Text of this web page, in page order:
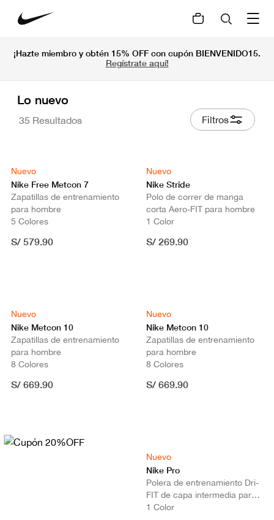
¡Hazte miembro y obtén 15% OFF con cupón BIENVENIDO15.
Regístrate aquí!
Lo nuevo
35 Resultados Filtros
Nuevo
Nike Free Metcon 7
Zapatillas de entrenamiento
para hombre
5 Colores
S/ 579.90
Nuevo
Nike Stride
Polo de correr de manga
corta Aero-FIT para hombre
1 Color
S/ 269.90
Nuevo
Nike Metcon 10
Zapatillas de entrenamiento
para hombre
8 Colores
S/ 669.90
Nuevo
Nike Metcon 10
Zapatillas de entrenamiento
para hombre
8 Colores
S/ 669.90
Nuevo
Nike Pro
Polera de entrenamiento Dri-
FIT de capa intermedia para
hombre
1 Color